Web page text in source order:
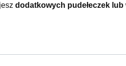
dodatkowych pudełeczek